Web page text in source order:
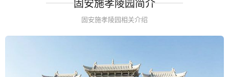
固安施孝陵园相关介绍